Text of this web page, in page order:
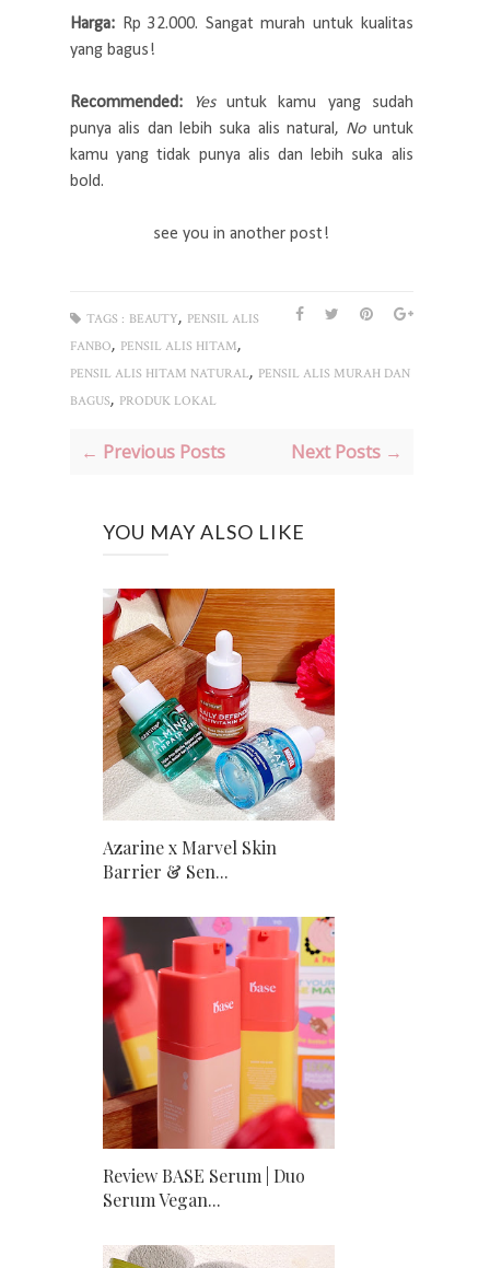
Harga:
Rp 32.000. Sangat murah untuk kualitas
yang bagus!
Recommended: Yesuntuk kamu yang sudah
punya alis dan lebih suka alis natural, Nountuk
kamu yang tidak punya alis dan lebih suka alis
bold.
see you in another post!
TAGS : BEAUTY, PENSIL ALIS
FANBO, PENSIL ALIS HITAM,
PENSIL ALIS HITAM NATURAL, PENSIL ALIS MURAH DAN
BAGUS, PRODUK LOKAL
← Previous Posts Next Posts →
YOU MAY ALSO LIKE
Azarine x Marvel Skin
Barrier & Sen...
Review BASE Serum | Duo
Serum Vegan...